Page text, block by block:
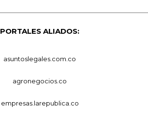
PORTALES ALIADOS:
asuntoslegales.com.co
agronegocios.co
empresas.larepublica.co